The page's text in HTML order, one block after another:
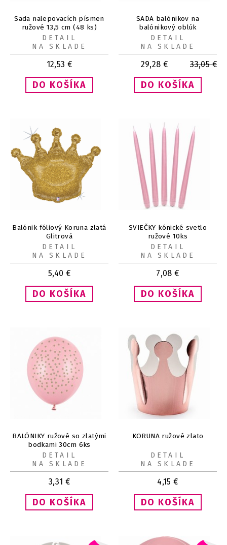
Sada nalepovacích písmen
ružové 13,5 cm (48 ks)
12,53 €
DETAIL
NA SKLADE
SADA balónikov na
balónikový oblúk
broskyňová/zlatá 75ks
29,28 € 33,05€
DETAIL
NA SKLADE
Balónik fóliový Koruna zlatá
Glitrová
5,40 €
DETAIL
NA SKLADE
SVIEČKY kónické svetlo
ružové 10ks
7,08 €
DETAIL
NA SKLADE
BALÓNIKY ružové so zlatými
bodkami 30cm 6ks
3,31 €
DETAIL
NA SKLADE
KORUNA ružové zlato
4,15 €
DETAIL
NA SKLADE